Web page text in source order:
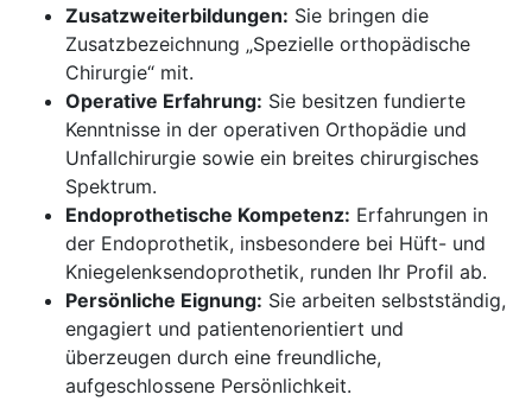
Zusatzweiterbildungen: Sie bringen die
Zusatzbezeichnung „Spezielle orthopädische
Chirurgie“ mit.
Operative Erfahrung: Sie besitzen fundierte
Kenntnisse in der operativen Orthopädie und
Unfallchirurgie sowie ein breites chirurgisches
Spektrum.
Endoprothetische Kompetenz: Erfahrungen in
der Endoprothetik, insbesondere bei Hüft- und
Kniegelenksendoprothetik, runden Ihr Profil ab.
Persönliche Eignung: Sie arbeiten selbstständig,
engagiert und patientenorientiert und
überzeugen durch eine freundliche,
aufgeschlossene Persönlichkeit.